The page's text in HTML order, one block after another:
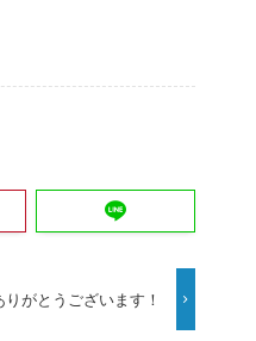
がとうございます！